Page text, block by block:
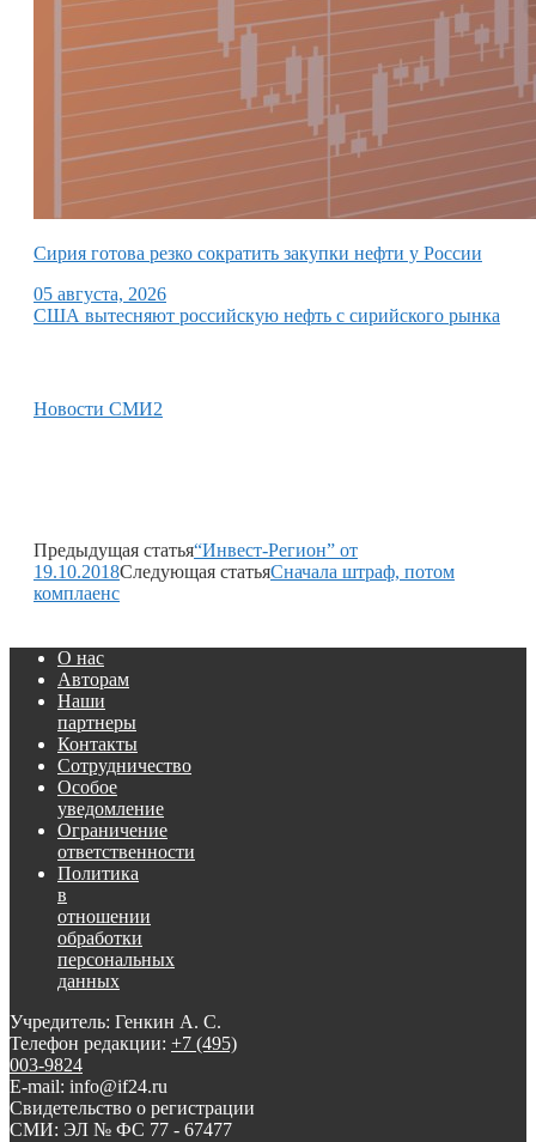
Сирия готова резко сократить закупки нефти у России
05 августа, 2026
США вытесняют российскую нефть с сирийского рынка
Новости СМИ2
Предыдущая статья“Инвест-Регион” от
19.10.2018Следующая статьяСначала штраф, потом
комплаенс
О нас
Авторам
Наши
партнеры
Контакты
Сотрудничество
Особое
уведомление
Ограничение
ответственности
Политика
в
отношении
обработки
персональных
данных
Учредитель: Генкин А. С.
Телефон редакции: +7 (495)
003-9824
E-mail: info@if24.ru
Свидетельство о регистрации
СМИ: ЭЛ № ФС 77 - 67477